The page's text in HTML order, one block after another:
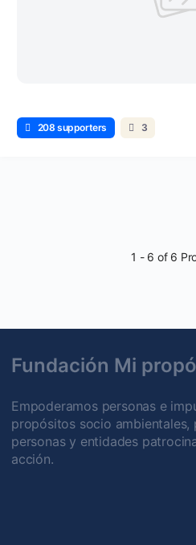
208 supporters 3
1 - 6 of 6
Fundación Mi
Empoderamos personas e
propósitos socio
personas y entidades
acción.